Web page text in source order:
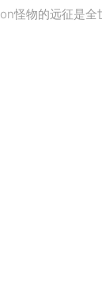
怪物的远征是